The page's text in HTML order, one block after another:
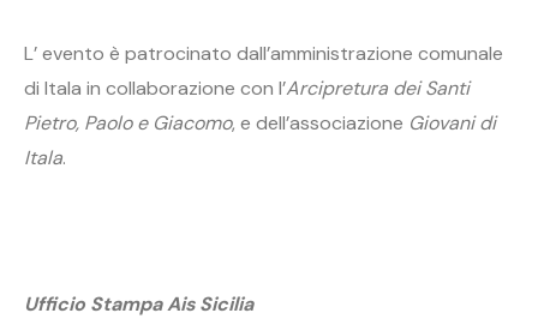
L’ evento è patrocinato dall’amministrazione comunale
di Itala in collaborazione con l’Arcipretura dei Santi
Pietro, Paolo e Giacomo, e dell’associazione Giovani di
Itala.
Ufficio Stampa Ais Sicilia